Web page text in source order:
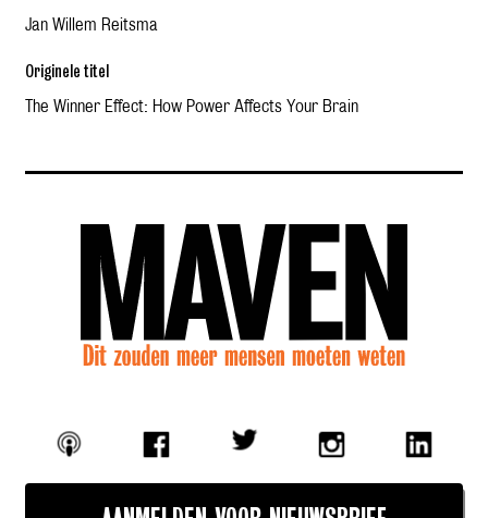
Jan Willem Reitsma
Originele titel
The Winner Effect: How Power Affects Your Brain